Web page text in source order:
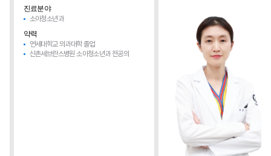
진료분야
소아청소년과
약력
연세대학교 의과대학 졸업
신촌세브란스병원 소아청소년과 전공의